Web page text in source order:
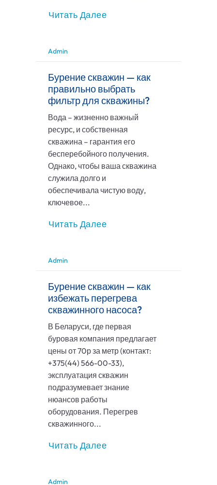
Читать Далее
Admin
Бурение скважин — как
правильно выбрать
фильтр для скважины?
Вода – жизненно важный
ресурс, и собственная
скважина – гарантия его
бесперебойного получения.
Однако, чтобы ваша скважина
служила долго и
обеспечивала чистую воду,
ключевое...
Читать Далее
Admin
Бурение скважин — как
избежать перегрева
скважинного насоса?
В Беларуси, где первая
буровая компания предлагает
цены от 70р за метр (контакт:
+375(44) 566-00-33),
эксплуатация скважин
подразумевает знание
нюансов работы
оборудования. Перегрев
скважинного...
Читать Далее
Admin